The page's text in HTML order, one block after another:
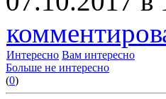
Интересно Вам интересно
Больше не интересно
(0)